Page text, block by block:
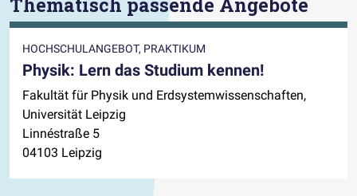
HOCHSCHULANGEBOT, PRAKTIKUM
Physik: Lern das Studium kennen!
Fakultät für Physik und Erdsystemwissenschaften,
Universität Leipzig
Linnéstraße 5
04103 Leipzig